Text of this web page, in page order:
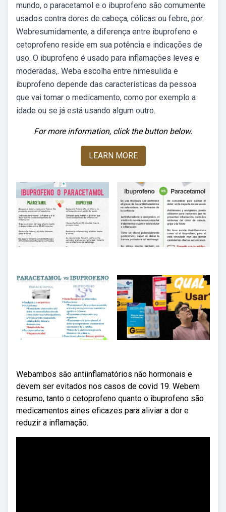
mundo, o paracetamol e o ibuprofeno são comumente
usados contra dores de cabeça, cólicas ou febre, por.
Webresumidamente, a diferença entre ibuprofeno e
cetoprofeno reside em sua potência e indicações de
uso. O ibuprofeno é usado para inflamações leves e
moderadas,. Weba escolha entre nimesulida e
ibuprofeno depende das características da pessoa
que vai tomar o medicamento, como por exemplo a
idade ou se já está usando algum outro.
For more information, click the button below.
LEARN MORE
Webambos são antiinflamatórios não hormonais e
devem ser evitados nos casos de covid 19. Webem
resumo, tanto o cetoprofeno quanto o ibuprofeno são
medicamentos aines eficazes para aliviar a dor e
reduzir a inflamação.